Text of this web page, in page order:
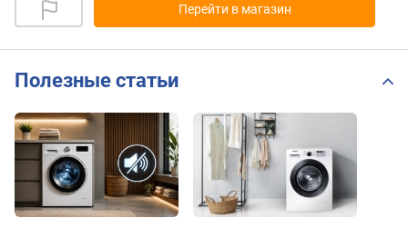
Перейти в магазин
Полезные статьи